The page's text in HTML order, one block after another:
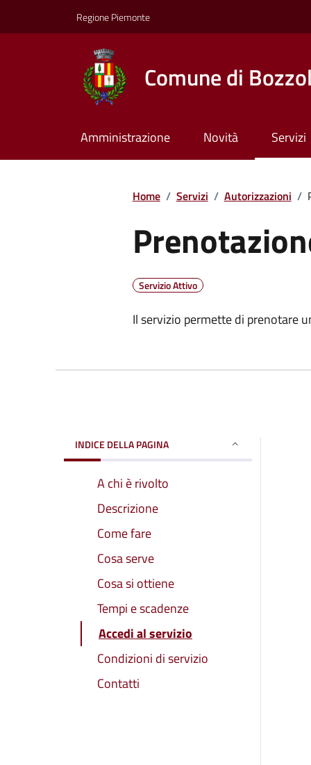
Regione Piemonte
Comune di
Amministrazione Novità Servizi
Home / Servizi / Autorizzazioni /
Servizio Attivo
Il servizio permette di prenotare
INDICE DELLA PAGINA
A chi è rivolto
Descrizione
Come fare
Cosa serve
Cosa si ottiene
Tempi e scadenze
Accedi al servizio
Condizioni di servizio
Contatti